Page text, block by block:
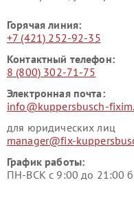
Горячая линия:
+7 (421) 252-92-35
Контактный телефон:
8 (800) 302-71-75
Электронная почта:
info@kuppersbusch-
для юридических лиц
manager@fix-
График работы:
ПН-ВСК с 9:00 до 21:00